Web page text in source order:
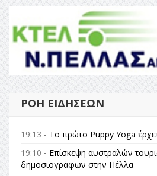
ΡΟΉ ΕΙΔΉΣΕΩΝ
19:13 - Το πρώτο Puppy Yoga
19:10 - Επίσκεψη αυστραλών
δημοσιογράφων στην Πέλλα